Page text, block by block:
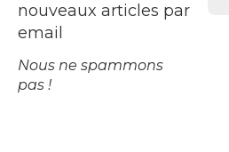
nouveaux articles par
email
Nous ne spammons
pas !